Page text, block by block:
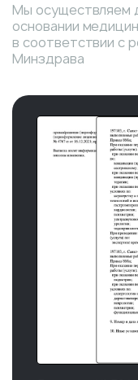
Мы осуществляем
основании
в соответствии с
Минздрава